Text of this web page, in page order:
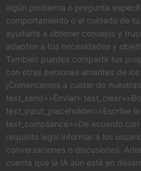
algún problema o pregunta
comportamiento o el cuidado de
ayudarte a obtener consejos y
adapten a tus necesidades y
También puedes compartir tus
con otras personas amantes de
¡Comencemos a cuidar de
text_send=»Enviar»
text_input_placeholder=»Escribe
text_compliance=»De acuerdo
requisito legal informar a los
conversaciones o discusiones.
cuenta que la IA aún está en